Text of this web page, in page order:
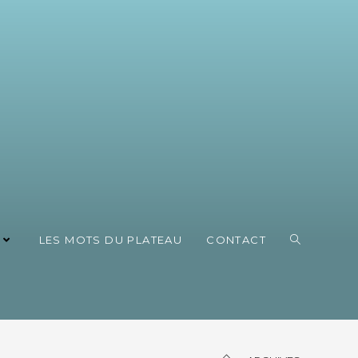
LES MOTS DU PLATEAU CONTACT